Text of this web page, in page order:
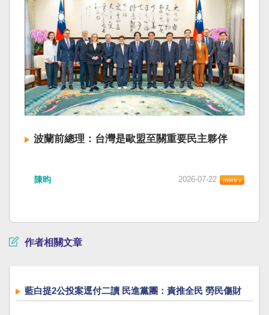
波蘭前總理：台灣是歐盟至關重要民主夥伴
陳昀 2026-07-22
作者相關文章
藍白提2公投案逕付二讀 民進黨團：責推全民 勞民傷財